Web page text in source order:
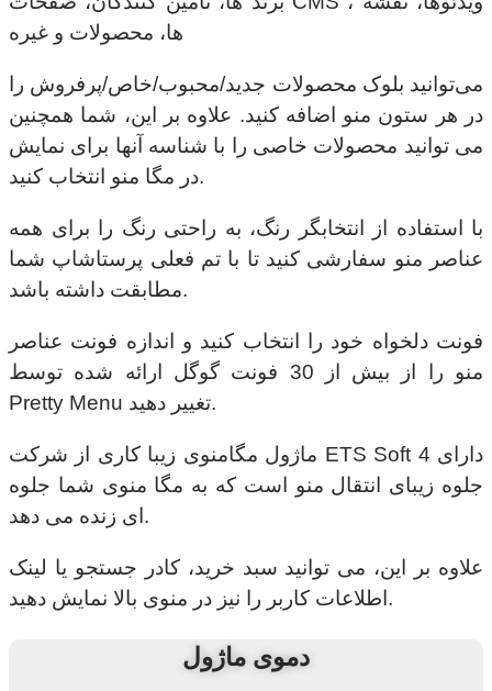
ها، محصولات و غیره
می‌توانید بلوک محصولات جدید/محبوب/خاص/پرفروش را
در هر ستون منو اضافه کنید. علاوه بر این، شما همچنین
می توانید محصولات خاصی را با شناسه آنها برای نمایش
در مگا منو انتخاب کنید.
با استفاده از انتخابگر رنگ، به راحتی رنگ را برای همه
عناصر منو سفارشی کنید تا با تم فعلی پرستاشاپ شما
مطابقت داشته باشد.
فونت دلخواه خود را انتخاب کنید و اندازه فونت عناصر
منو را از بیش از 30 فونت گوگل ارائه شده توسط
Pretty Menu تغییر دهید.
ماژول مگامنوی زیبا کاری از شرکت ETS Soft دارای 4
جلوه زیبای انتقال منو است که به مگا منوی شما جلوه
ای زنده می دهد.
علاوه بر این، می توانید سبد خرید، کادر جستجو یا لینک
اطلاعات کاربر را نیز در منوی بالا نمایش دهید.
دموی ماژول